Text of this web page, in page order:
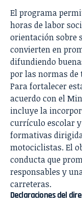
El programa
horas de labor
orientación sobre
convierten en
difundiendo
por las normas
Para fortalecer
acuerdo con el
incluye la
currículo escolar
formativas
motociclistas. El
conducta que
responsables y
carreteras.
Declaraciones del